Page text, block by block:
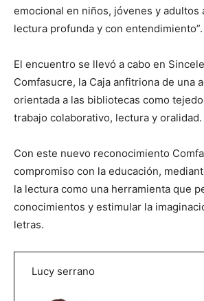
emocional en niños, jóvenes y adultos
lectura profunda y con entendimiento”.
El encuentro se llevó a cabo en
Comfasucre, la Caja anfitriona de una
orientada a las bibliotecas como
trabajo colaborativo, lectura y oralidad.
Con este nuevo reconocimiento
compromiso con la educación,
la lectura como una herramienta que
conocimientos y estimular la
letras.
Lucy serrano